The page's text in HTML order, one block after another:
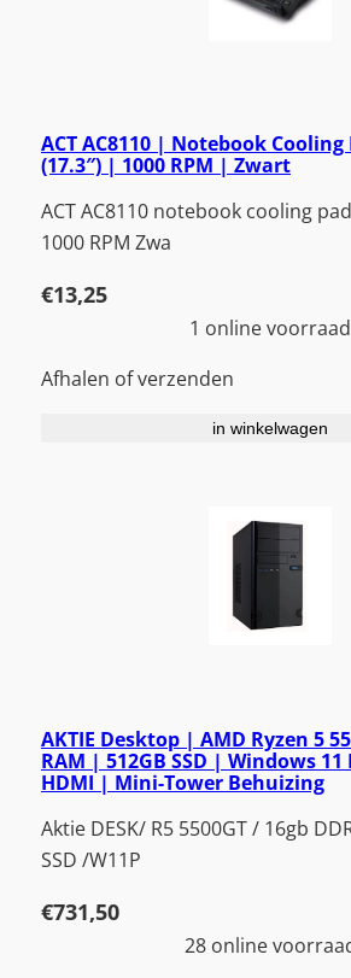
ACT AC8110 | Notebook
(17.3″) | 1000 RPM | Zwart
ACT AC8110 notebook cooling
1000 RPM Zwa
€13,25
1 online voorraad
Afhalen of verzenden
in winkelwagen
AKTIE Desktop | AMD Ryzen 5
RAM | 512GB SSD | Windows
HDMI | Mini-Tower Behuizing
Aktie DESK/ R5 5500GT / 16gb
SSD /W11P
€731,50
28 online